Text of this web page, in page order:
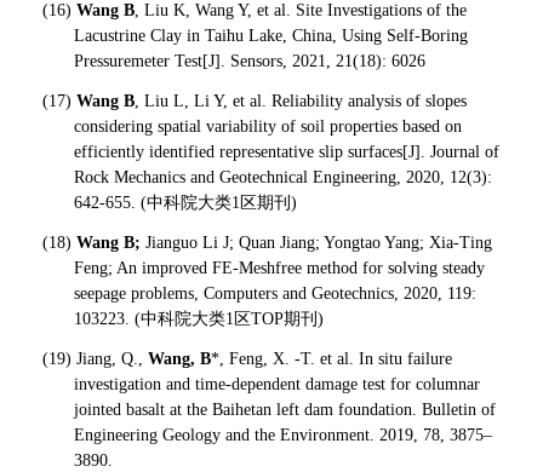
(16) Wang B, Liu K, Wang Y, et al. Site Investigations of the
Lacustrine Clay in Taihu Lake, China, Using Self-Boring
Pressuremeter Test[J]. Sensors, 2021, 21(18): 6026
(17) Wang B, Liu L, Li Y, et al. Reliability analysis of slopes
considering spatial variability of soil properties based on
efficiently identified representative slip surfaces[J]. Journal of
Rock Mechanics and Geotechnical Engineering, 2020, 12(3):
642-655. (中科院大类1区期刊)
(18) Wang B; Jianguo Li J; Quan Jiang; Yongtao Yang; Xia-Ting
Feng; An improved FE-Meshfree method for solving steady
seepage problems, Computers and Geotechnics, 2020, 119:
103223. (中科院大类1区TOP期刊)
(19) Jiang, Q., Wang, B*, Feng, X. -T. et al. In situ failure
investigation and time-dependent damage test for columnar
jointed basalt at the Baihetan left dam foundation. Bulletin of
Engineering Geology and the Environment. 2019, 78, 3875–
3890.